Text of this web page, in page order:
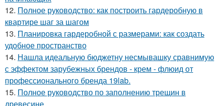
12. Полное руководство: как построить гардеробную в
квартире шаг за шагом
13. Планировка гардеробной с размерами: как создать
удобное пространство
14. Нашла идеальную бюджетну несмывашку сравнимую
с эффектом зарубежных брендов - крем - флюид от
профессионального бренда 19lab.
15. Полное руководство по заполнению трещин в